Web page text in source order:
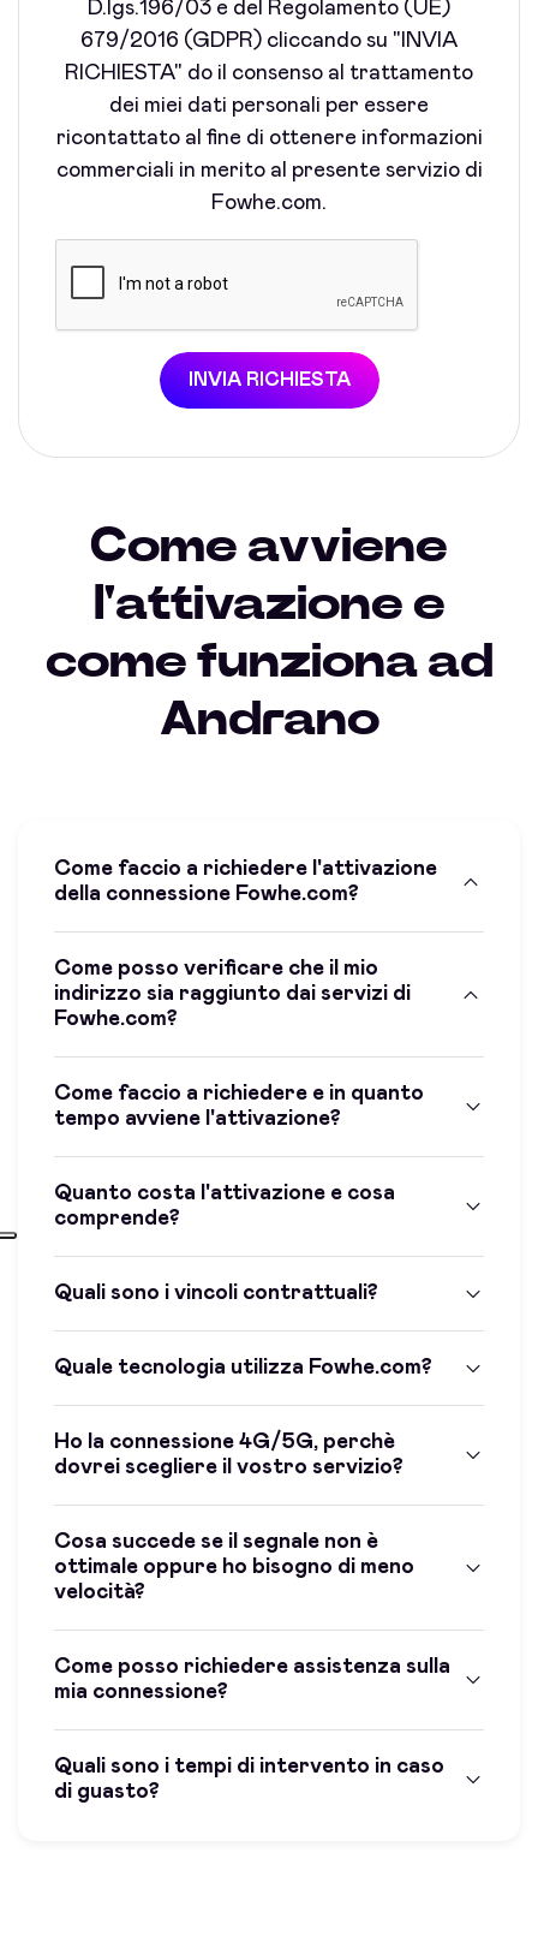
D.lgs.196/03 e del Regolamento (UE)
679/2016 (GDPR) cliccando su "INVIA
RICHIESTA" do il consenso al trattamento
dei miei dati personali per essere
ricontattato al fine di ottenere informazioni
commerciali in merito al presente servizio di
Fowhe.com.
INVIA RICHIESTA
Come avviene
l'attivazione e
come funziona ad
Andrano
Come faccio a richiedere l'attivazione
della connessione Fowhe.com?
Come posso verificare che il mio
indirizzo sia raggiunto dai servizi di
Fowhe.com?
Come faccio a richiedere e in quanto
tempo avviene l'attivazione?
Quanto costa l'attivazione e cosa
comprende?
Quali sono i vincoli contrattuali?
Quale tecnologia utilizza Fowhe.com?
Ho la connessione 4G/5G, perchè
dovrei scegliere il vostro servizio?
Cosa succede se il segnale non è
ottimale oppure ho bisogno di meno
velocità?
Come posso richiedere assistenza sulla
mia connessione?
Quali sono i tempi di intervento in caso
di guasto?